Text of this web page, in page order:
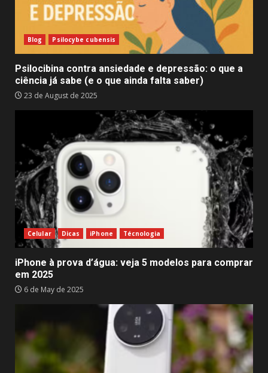
Blog Psilocybe cubensis
Psilocibina contra ansiedade e depressão: o que a
ciência já sabe (e o que ainda falta saber)
23 de August de 2025
Celular Dicas iPhone Técnologia
iPhone à prova d’água: veja 5 modelos para comprar
em 2025
6 de May de 2025